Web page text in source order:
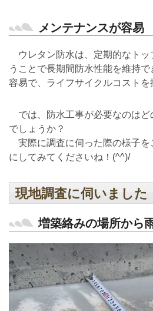
メンテナンスが容易
ウレタン防水は、定期的なトッ
うことで長期間防水性能を維持
容易で、ライフサイクルコストを
では、防水工事が必要なのはど
でしょうか？
実際に調査に伺った際の様子を
にしてみてくださいね！(^^)/
現地調査に伺いました
増築絡みの場所から